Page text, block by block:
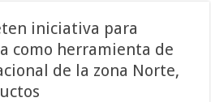
iniciativa para
como herramienta de
de la zona Norte,